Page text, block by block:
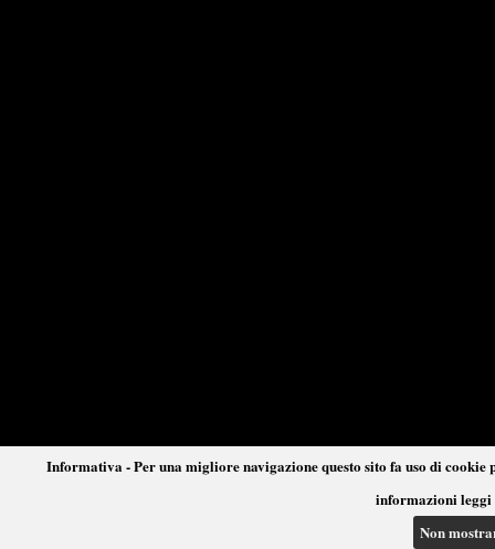
Informativa - Per una migliore navigazione questo sito fa uso di
informazioni leggi
Non